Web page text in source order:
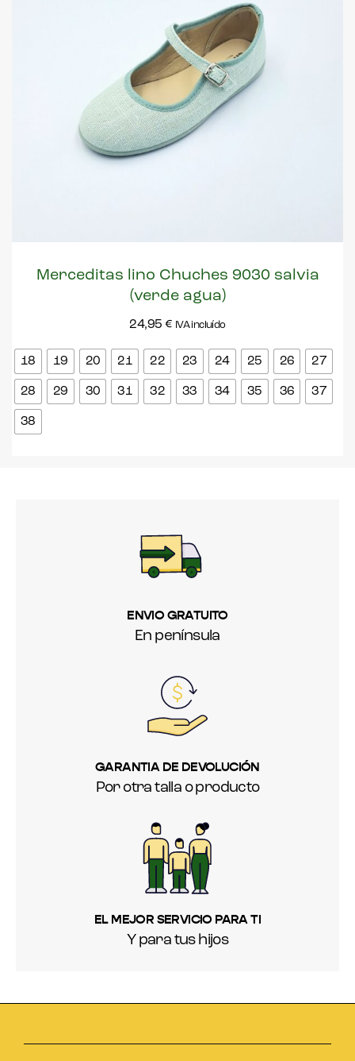
Merceditas lino Chuches 9030 salvia
(verde agua)
24,95 € IVA incluído
18 19 20 21 22 23 24 25 26 27
28 29 30 31 32 33 34 35 36 37
38
ENVIO GRATUITO
En península
GARANTIA DE DEVOLUCIÓN
Por otra talla o producto
EL MEJOR SERVICIO PARA TI
Y para tus hijos